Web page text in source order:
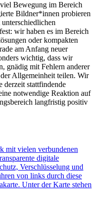
Bewegung im Bereich
Bildner*innen probieren
wir haben es im Bereich
oder kompakten
am Anfang neuer
wichtig, dass wir
gnädig mit Fehlern anderer
Allgemeinheit teilen. Wir
derzeit stattfindende
notwendige Reaktion auf
langfristig positiv